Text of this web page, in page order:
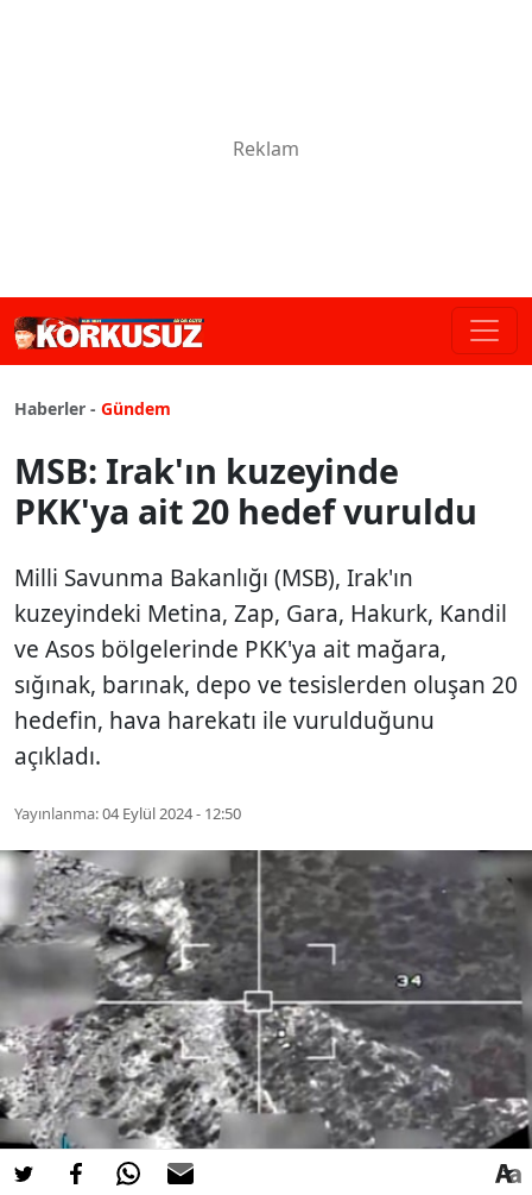
Haberler - Gündem
MSB: Irak'ın kuzeyinde
PKK'ya ait 20 hedef vuruldu
Milli Savunma Bakanlığı (MSB), Irak'ın
kuzeyindeki Metina, Zap, Gara, Hakurk, Kandil
ve Asos bölgelerinde PKK'ya ait mağara,
sığınak, barınak, depo ve tesislerden oluşan 20
hedefin, hava harekatı ile vurulduğunu
açıkladı.
Yayınlanma:04 Eylül 2024 - 12:50